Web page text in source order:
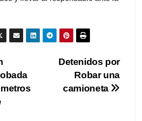
Detenidos por
Robar una
camioneta